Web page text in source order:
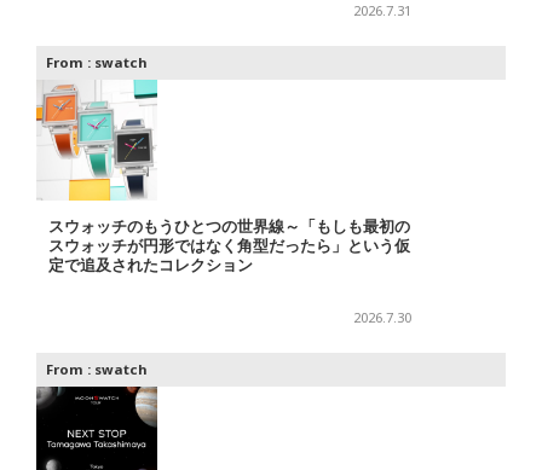
2026.7.31
From : swatch
スウォッチのもうひとつの世界線～「もしも最初の
スウォッチが円形ではなく角型だったら」という仮
定で追及されたコレクション
2026.7.30
From : swatch